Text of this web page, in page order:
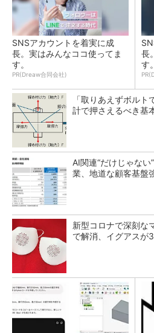
SNSアカウントを着実に成
長。実はみんなココ使ってま
す。
PR(Dreaw合同会社)
長
す。
「取りあえずボル
計で押さえるべき基
AI関連“だけじゃな
業、地道な顧客基盤
新型コロナで深刻な
で解消、イグアスが